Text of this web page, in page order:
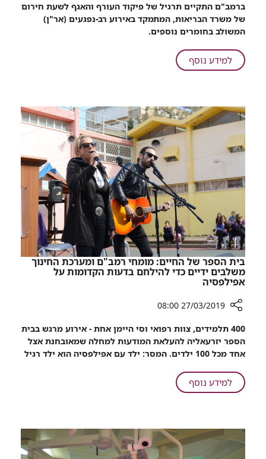
שיתוף
זה
רק
תרגיל:
רמב"ם,
לשע"ח
במשרד
הבריאות
מתרגלים
ברמב"ם התקיים תרגיל של פיקוד העורף והאגף לשעת חירום
של משרד הבריאות, המתמקד באירוע רב-נפגעים (אר"ן)
המשולב בחומרים נוספים.
למידע נוסףעל
זה
רמב"ם,
פיקוד
העורף
והאגף
לשע"ח
במשרד
הבריאות
מתרגלים
בית הספר של החיים: מומחי רמב"ם ומערכת החינוך
משלבים ידיים כדי להילחם בדעות הקדומות על
אפילפסיה
שיתוף
בית
הספר
של
החיים:
מומחי
החינוך
27/03/2019 08:00
400 תלמידים, צוות רפואי וסי היימן אחת - אירוע מרגש בבית
הספר יזרעאליה להעלאת המודעות למחלה שמאובחנת אצל
אחד מכל 100 ילדים. המסר: ילד עם אפילפסיה הוא ילד רגיל
למידע נוסףעל
בית
החיים:
מומחי